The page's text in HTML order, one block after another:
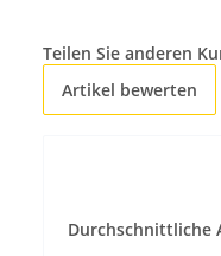
Durchschnittliche
Teilen Sie anderen
Artikel bewerten